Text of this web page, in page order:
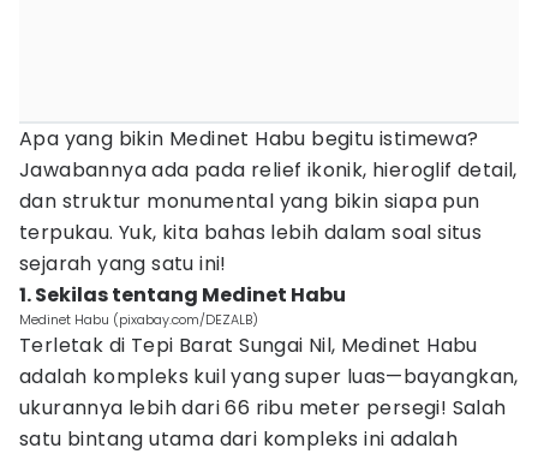
Apa yang bikin Medinet Habu begitu istimewa?
Jawabannya ada pada relief ikonik, hieroglif detail,
dan struktur monumental yang bikin siapa pun
terpukau. Yuk, kita bahas lebih dalam soal situs
sejarah yang satu ini!
1. Sekilas tentang Medinet Habu
Medinet Habu (pixabay.com/DEZALB)
Terletak di Tepi Barat Sungai Nil, Medinet Habu
adalah kompleks kuil yang super luas—bayangkan,
ukurannya lebih dari 66 ribu meter persegi! Salah
satu bintang utama dari kompleks ini adalah